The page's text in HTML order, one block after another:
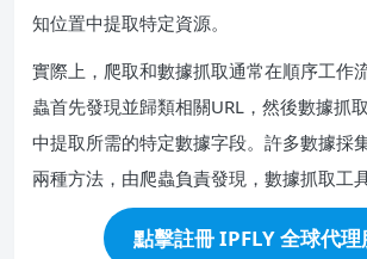
知位置中提取特定資源。
實際上，爬取和數據抓取通常在順序工作
蟲首先發現並歸類相關URL，然後數據抓
中提取所需的特定數據字段。許多數據採
兩種方法，由爬蟲負責發現，數據抓取工
點擊註冊 IPFLY 全球代理